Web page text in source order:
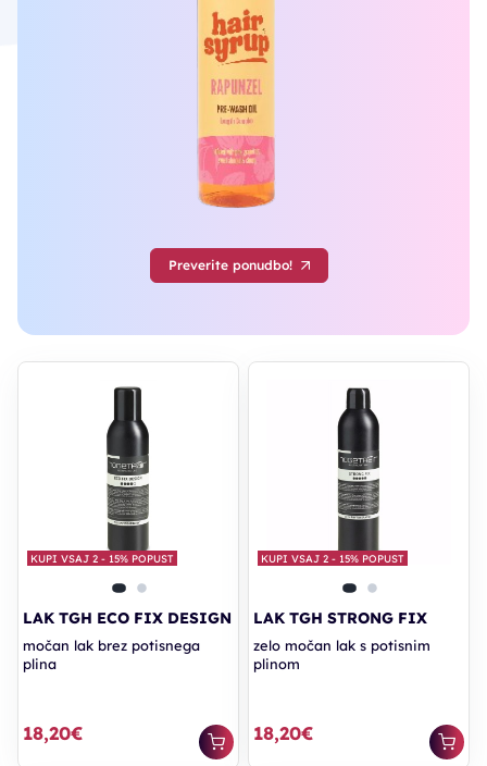
Preverite ponudbo!
KUPI VSAJ 2 - 15% POPUST
LAK TGH ECO FIX DESIGN
močan lak brez potisnega
plina
18,20€
KUPI VSAJ 2 - 15% POPUST
LAK TGH STRONG FIX
zelo močan lak s potisnim
plinom
18,20€
PREJMITE -15 % NA HAIR SYRUP